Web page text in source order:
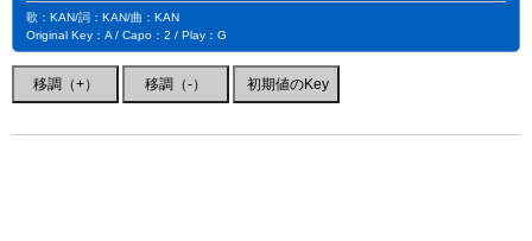
歌：KAN/詞：KAN/曲：KAN
Original Key：A / Capo：2 / Play：G